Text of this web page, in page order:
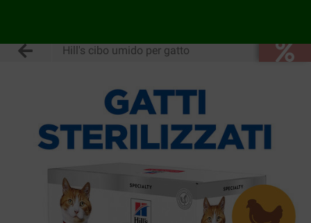
Hill's cibo umido per gatto